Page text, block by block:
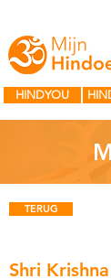
HINDYOU
TERUG
Shri